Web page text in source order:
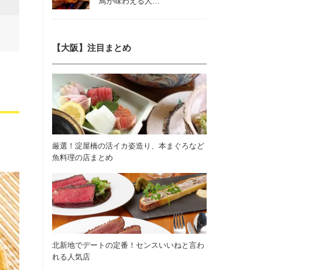
【大阪】注目まとめ
厳選！淀屋橋の活イカ姿造り、本まぐろなど
魚料理の店まとめ
北新地でデートの定番！センスいいねと言わ
れる人気店